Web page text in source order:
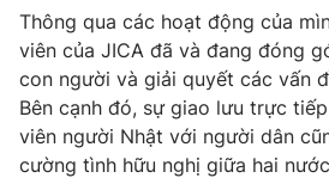
Giấy phép hoạt động báo in và báo
cấp ngày 29/12/2023
Tổng Biên tập: Vũ Thanh Thủy
Phó Tổng Biên tập:Nguyễn Thị Mỹ
Nguyễn Trọng Ninh
Tổng đài VTV:024.38 355 931 -
Thông qua các hoạt động của
viên của JICA đã và đang đóng
con người và giải quyết các vấn
Bên cạnh đó, sự giao lưu trực
viên người Nhật với người dân
cường tình hữu nghị giữa hai